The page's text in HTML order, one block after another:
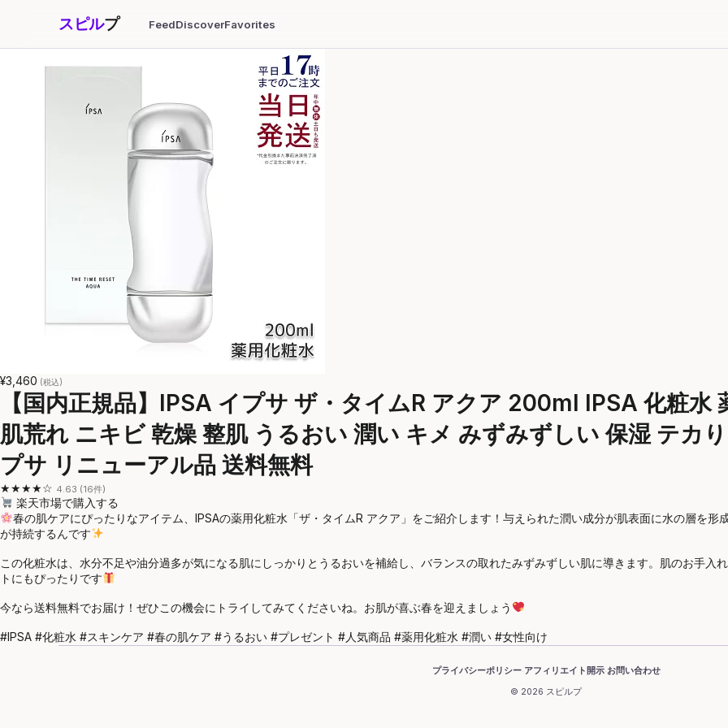
スピルプ FeedDiscoverFavorites
¥3,460 (税込)
【国内正規品】IPSA イプサ ザ・タイムR アクア 200ml IPSA 化粧水
肌荒れ ニキビ 乾燥 整肌 うるおい 潤い キメ みずみずしい 保湿 テカ
プサ リニューアル品 送料無料
★★★★☆ 4.63 (16件)
楽天市場で購入する
春の肌ケアにぴったりなアイテム、IPSAの薬用化粧水「ザ・タイムR アクア」をご紹介します！与えられた潤い成分が肌表面に水の層を
が持続するんです
この化粧水は、水分不足や油分過多が気になる肌にしっかりとうるおいを補給し、バランスの取れたみずみずしい肌に導きます。肌のお手入
トにもぴったりです
今なら送料無料でお届け！ぜひこの機会にトライしてみてくださいね。お肌が喜ぶ春を迎えましょう
#IPSA #化粧水 #スキンケア #春の肌ケア #うるおい #プレゼント #人気商品 #薬用化粧水 #潤い #女性向け
プライバシーポリシー·アフィリエイト開示·お問い合わせ
© 2026 スピルプ